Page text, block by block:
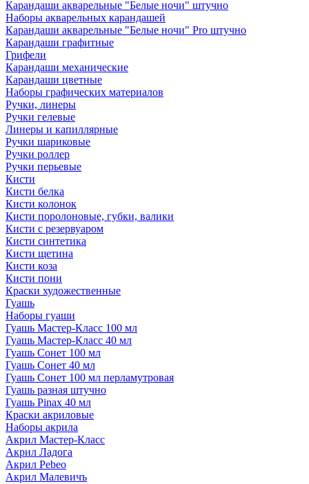
Карандаши акварельные "Белые ночи" штучно
Наборы акварельных карандашей
Карандаши акварельные "Белые ночи" Pro штучно
Карандаши графитные
Грифели
Карандаши механические
Карандаши цветные
Наборы графических материалов
Ручки, линеры
Ручки гелевые
Линеры и капиллярные
Ручки шариковые
Ручки роллер
Ручки перьевые
Кисти
Кисти белка
Кисти колонок
Кисти поролоновые, губки, валики
Кисти с резервуаром
Кисти синтетика
Кисти щетина
Кисти коза
Кисти пони
Краски художественные
Гуашь
Наборы гуаши
Гуашь Мастер-Класс 100 мл
Гуашь Мастер-Класс 40 мл
Гуашь Сонет 100 мл
Гуашь Сонет 40 мл
Гуашь Сонет 100 мл перламутровая
Гуашь разная штучно
Гуашь Pinax 40 мл
Краски акриловые
Наборы акрила
Акрил Мастер-Класс
Акрил Ладога
Акрил Pebeo
Акрил Малевичъ